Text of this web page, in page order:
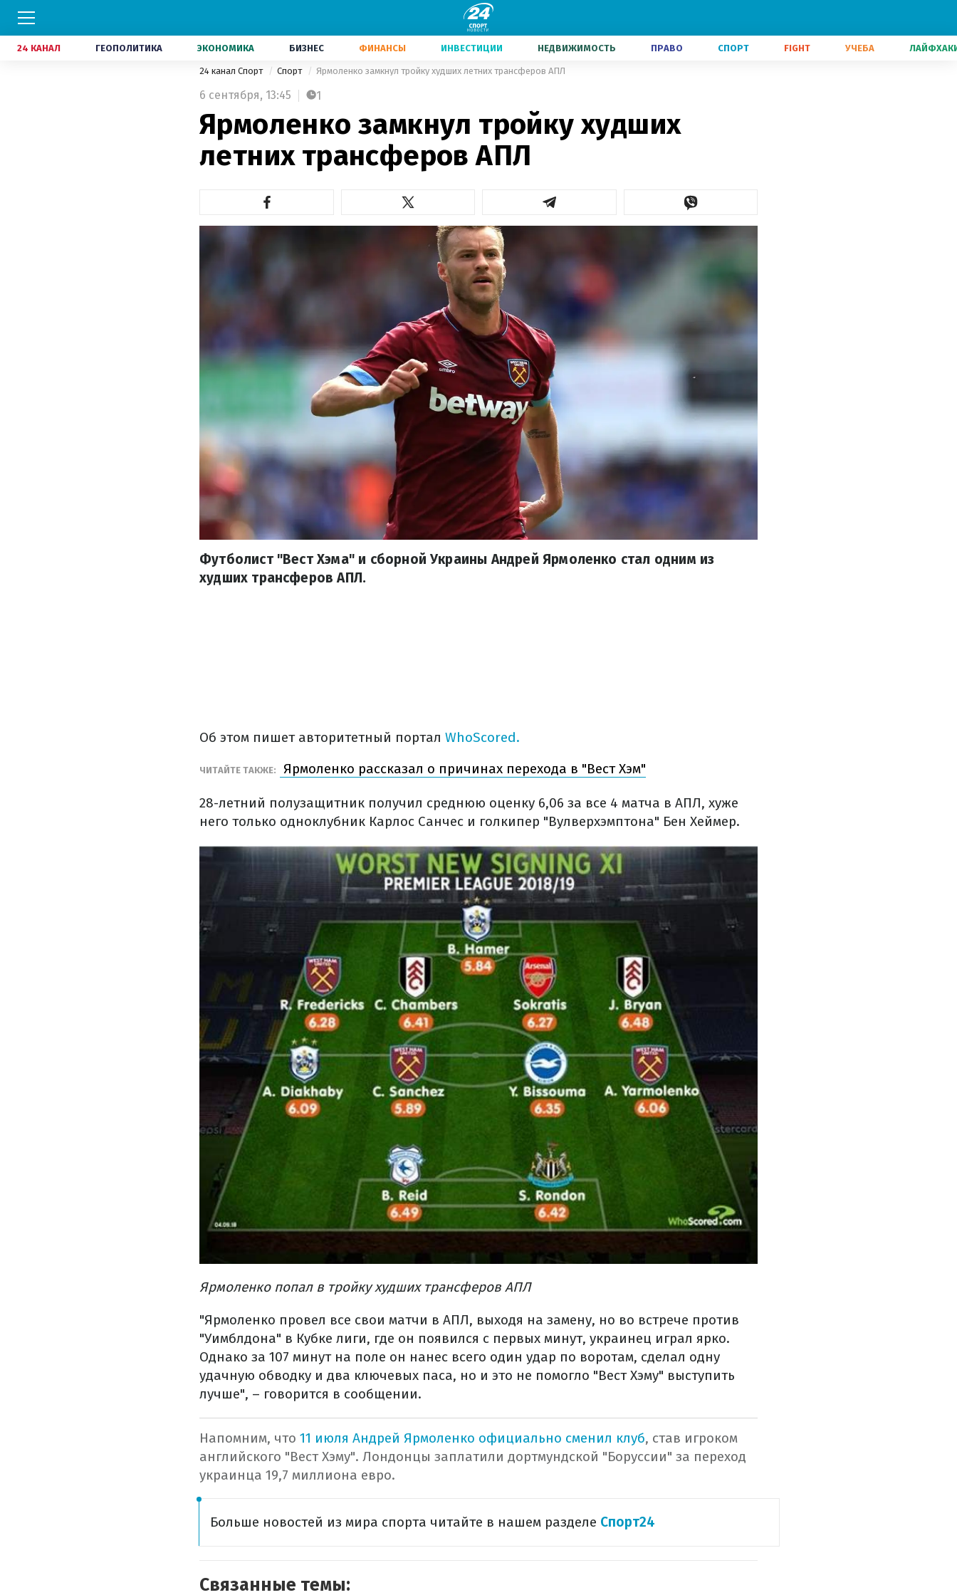
24 КАНАЛ ГЕОПОЛИТИКА ЭКОНОМИКА БИЗНЕС ФИНАНСЫ ИНВЕСТИЦИИ НЕДВИЖИМОСТЬ ПРАВО СПОРТ FIGHT УЧЕБА
24 канал Спорт Спорт Ярмоленко замкнул тройку худших летних трансферов АПЛ
6 сентября, 13:45 1
Ярмоленко замкнул тройку худших
летних трансферов АПЛ
Футболист "Вест Хэма" и сборной Украины Андрей Ярмоленко стал одним из
худших трансферов АПЛ.
Об этом пишет авторитетный портал WhoScored.
ЧИТАЙТЕ ТАКЖЕ: Ярмоленко рассказал о причинах перехода в "Вест Хэм"
28-летний полузащитник получил среднюю оценку 6,06 за все 4 матча в АПЛ, хуже
него только одноклубник Карлос Санчес и голкипер "Вулверхэмптона" Бен Хеймер.
Ярмоленко попал в тройку худших трансферов АПЛ
"Ярмоленко провел все свои матчи в АПЛ, выходя на замену, но во встрече против
"Уимблдона" в Кубке лиги, где он появился с первых минут, украинец играл ярко.
Однако за 107 минут на поле он нанес всего один удар по воротам, сделал одну
удачную обводку и два ключевых паса, но и это не помогло "Вест Хэму" выступить
лучше", – говорится в сообщении.
Напомним, что 11 июля Андрей Ярмоленко официально сменил клуб, став игроком
английского "Вест Хэму". Лондонцы заплатили дортмундской "Боруссии" за переход
украинца 19,7 миллиона евро.
Больше новостей из мира спорта читайте в нашем разделе Спорт24
Связанные темы: